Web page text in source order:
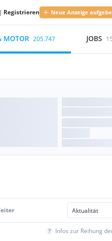
| Registrieren Neue Anzeige
MOTOR 205.747 JOBS
Infos zur Reihung